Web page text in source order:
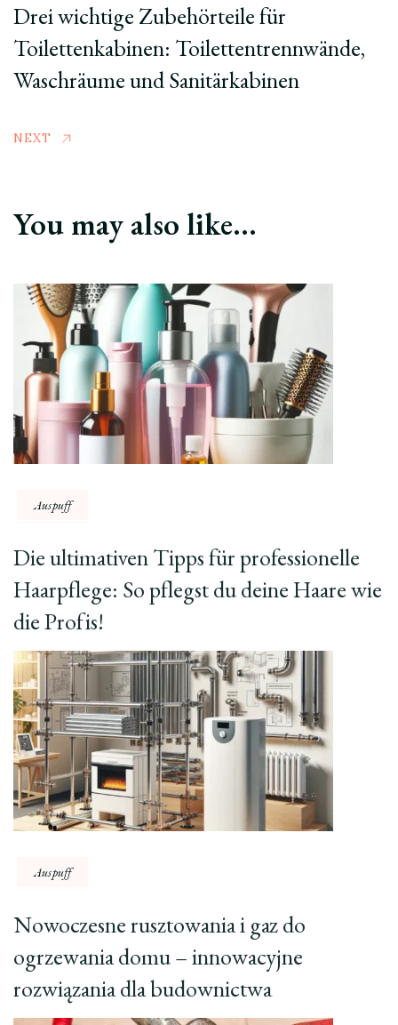
Drei wichtige Zubehörteile für
Toilettenkabinen: Toilettentrennwände,
Waschräume und Sanitärkabinen
NEXT
You may also like...
Auspuff
Die ultimativen Tipps für professionelle
Haarpflege: So pflegst du deine Haare wie
die Profis!
Auspuff
Nowoczesne rusztowania i gaz do
ogrzewania domu – innowacyjne
rozwiązania dla budownictwa